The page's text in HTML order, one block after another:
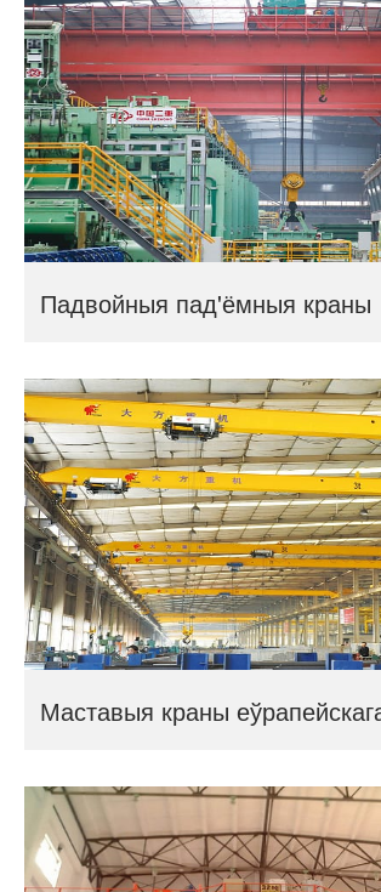
Падвойныя пад'ёмныя краны
Маставыя краны